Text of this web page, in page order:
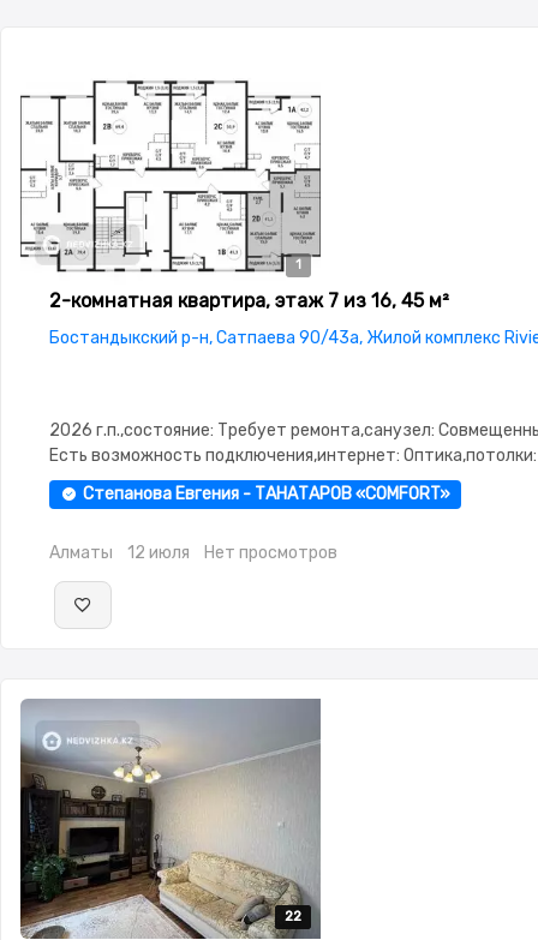
1
2-комнатная квартира, этаж 7 из 16, 45 м²
Бостандыкский р-н, Сатпаева 90/43а, Жилой комплекс
2026 г.п.,состояние: Требует ремонта,санузел:
Есть возможность подключения,интернет:
Паркинг,Охрана,Домофон,Видеонаблюдение,Пластиковые
окна,Улучшенная,Кухня-студия,Тихий двор
Степанова Евгения - ТАНАТАРОВ «COMFORT»
Алматы 12 июля Нет просмотров
22
22
22
22
22